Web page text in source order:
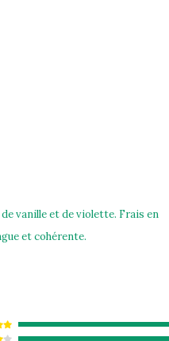
vanille et de violette. Frais en
et cohérente.